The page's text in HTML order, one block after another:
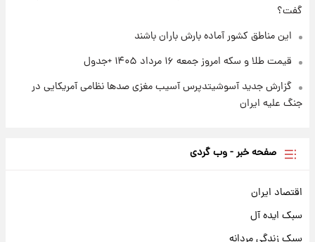
گفت؟
این مناطق کشور آماده بارش باران باشند
قیمت طلا و سکه امروز جمعه ۱۶ مرداد ۱۴۰۵ +جدول
گزارش جدید آسوشیتدپرس آسیب مغزی صدها نظامی آمریکایی در
جنگ علیه ایران
صفحه خبر - وب گردی
اقتصاد ایران
سبک ایده آل